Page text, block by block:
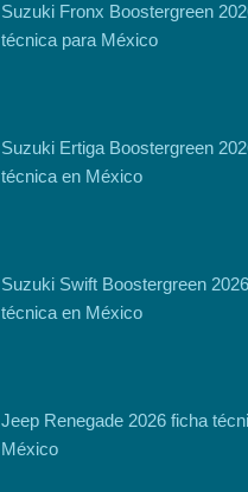
Suzuki Fronx Boostergreen
técnica para México
Suzuki Ertiga Boostergreen
técnica en México
Suzuki Swift Boostergreen
técnica en México
Jeep Renegade 2026 ficha
México